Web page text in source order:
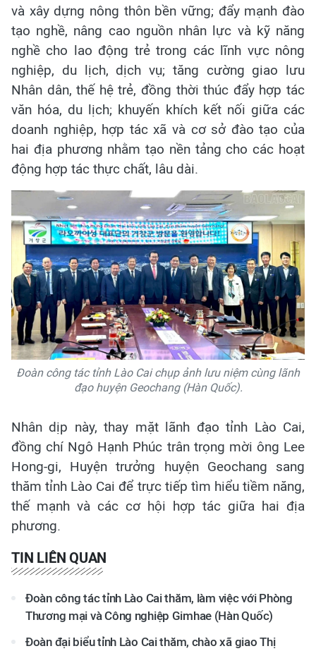
và xây dựng nông thôn bền vững; đẩy mạnh đào
tạo nghề, nâng cao nguồn nhân lực và kỹ năng
nghề cho lao động trẻ trong các lĩnh vực nông
nghiệp, du lịch, dịch vụ; tăng cường giao lưu
Nhân dân, thế hệ trẻ, đồng thời thúc đẩy hợp tác
văn hóa, du lịch; khuyến khích kết nối giữa các
doanh nghiệp, hợp tác xã và cơ sở đào tạo của
hai địa phương nhằm tạo nền tảng cho các hoạt
động hợp tác thực chất, lâu dài.
Đoàn công tác tỉnh Lào Cai chụp ảnh lưu niệm cùng lãnh
đạo huyện Geochang (Hàn Quốc).
Nhân dịp này, thay mặt lãnh đạo tỉnh Lào Cai,
đồng chí Ngô Hạnh Phúc trân trọng mời ông Lee
Hong-gi, Huyện trưởng huyện Geochang sang
thăm tỉnh Lào Cai để trực tiếp tìm hiểu tiềm năng,
thế mạnh và các cơ hội hợp tác giữa hai địa
phương.
TIN LIÊN QUAN
Đoàn công tác tỉnh Lào Cai thăm, làm việc với Phòng
Thương mại và Công nghiệp Gimhae (Hàn Quốc)
Đoàn đại biểu tỉnh Lào Cai thăm, chào xã giao Thị